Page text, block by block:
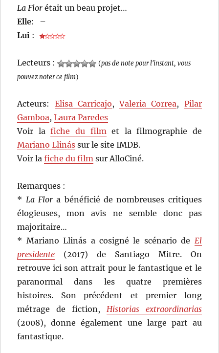
La Flor était un beau projet…
Elle:
–
Lui :
Lecteurs : (pas de note pour l'instant, vous
pouvez noter ce film)
Acteurs: Elisa Carricajo,Valeria Correa, Pilar
Gamboa,Laura Paredes
Voir lafiche du filmet la filmographie de
Mariano Llinás sur le site IMDB.
Voir lafiche du film sur AlloCiné.
Remarques :
* La Flora bénéficié de nombreuses critiques
élogieuses, mon avis ne semble donc pas
majoritaire…
* Mariano Llinás a cosigné le scénario de El
presidente (2017) de Santiago Mitre. On
retrouve ici son attrait pour le fantastique et le
paranormal dans les quatre premières
histoires. Son précédent et premier long
métrage de fiction, Historias extraordinarias
(2008), donne également une large part au
fantastique.